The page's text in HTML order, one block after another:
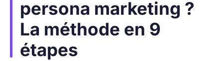
persona marketing ?
La méthode en 9
étapes